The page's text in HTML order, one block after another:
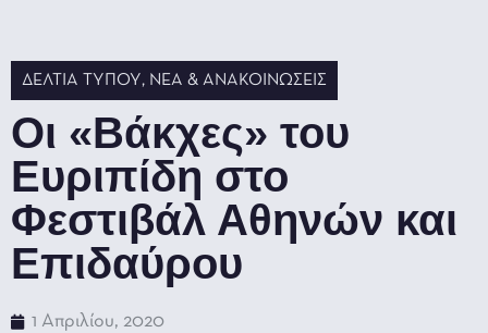
ΔΕΛΤΊΑ ΤΎΠΟΥ, ΝΈΑ & ΑΝΑΚΟΙΝΏΣΕΙΣ
Οι «Βάκχες» του
Ευριπίδη στο
Φεστιβάλ Αθηνών και
Επιδαύρου
1 Απριλίου, 2020